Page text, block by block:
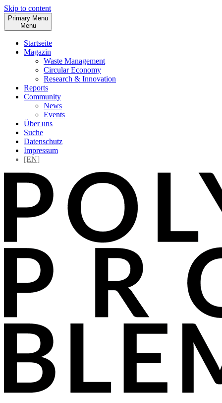
Skip to content
Primary Menu
Menu
Startseite
Magazin
Waste Management
Circular Economy
Research & Innovation
Reports
Community
News
Events
Über uns
Suche
Datenschutz
Impressum
[EN]